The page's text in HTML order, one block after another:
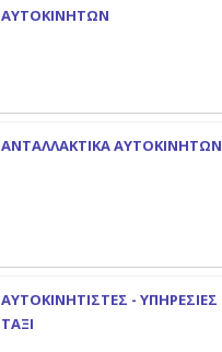
ΑΥΤΟΚΙΝΗΤΩΝ
ΑΝΤΑΛΛΑΚΤΙΚΑ ΑΥΤΟΚΙΝΗΤΩΝ
ΑΥΤΟΚΙΝΗΤΙΣΤΕΣ - ΥΠΗΡΕΣΙΕΣ
ΤΑΞΙ